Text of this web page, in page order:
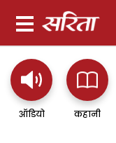
ऑडियो कहानी